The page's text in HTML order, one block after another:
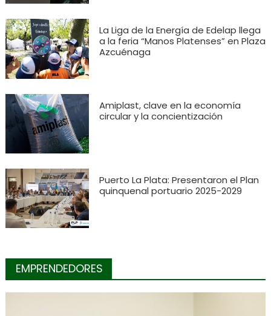
La Liga de la Energía de Edelap llega
a la feria “Manos Platenses” en Plaza
Azcuénaga
Amiplast, clave en la economía
circular y la concientización
Puerto La Plata: Presentaron el Plan
quinquenal portuario 2025-2029
EMPRENDEDORES